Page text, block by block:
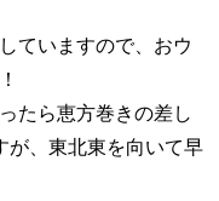
ていますので、おウ
たら恵方巻きの差し
が、東北東を向いて早